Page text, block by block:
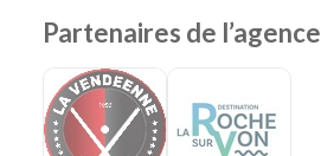
Partenaires de l’agence